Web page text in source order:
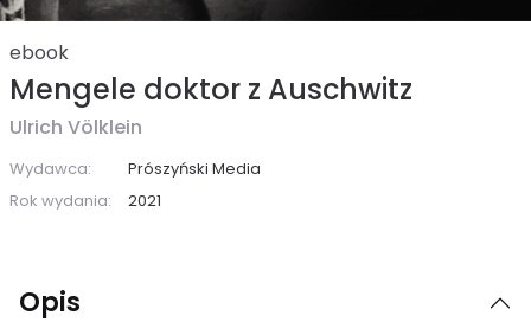
ebook
Mengele doktor z Auschwitz
Ulrich Völklein
Wydawca:
Prószyński Media
Rok wydania:
2021
Opis